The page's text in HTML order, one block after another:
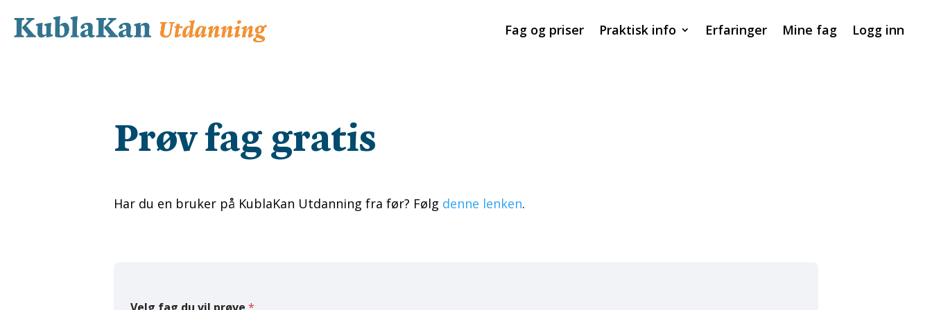
Fag og priser Praktisk info Erfaringer Mine fag Logg inn
Prøv fag gratis
Har du en bruker på KublaKan Utdanning fra før? Følg denne lenken.